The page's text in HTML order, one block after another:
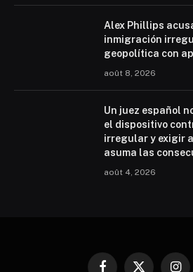
Alex Phillips
inmigración
geopolítica con
août 8, 2026
Un juez español
el dispositivo
irregular y exigir
asuma las
août 4, 2026